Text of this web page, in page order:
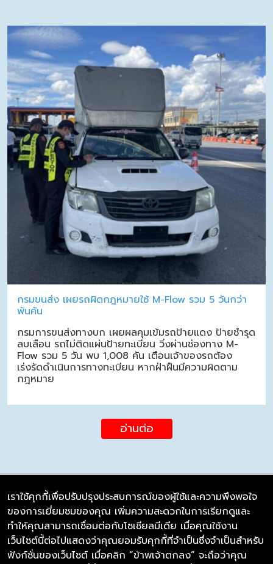
กรมขนส่ง เผยรถผิดกฎหมายใช้ M-Flow รวม 5 วันกว่า
พันคัน
กรมการขนส่งทางบก เผยผลคุมเข้มรถป้ายแดง ป้ายชำรุด
ลบเลือน รถไม่ติดแผ่นป้ายทะเบียน วิ่งผ่านช่องทาง M-
Flow รวม 5 วัน พบ 1,008 คัน เตือนเจ้าของรถต้อง
เร่งรัดดำเนินการทางทะเบียน หากฝ่าฝืนมีความผิดตาม
กฎหมาย
อ่านต่อ
บริษัท ซิมลิงค์ จำกัด
98/226 Bangrakyai-Baanmai Road,
Bangyai, Nonthaburi 11140
เราใช้คุกกี้เพื่อปรับปรุงประสบการณ์ของผู้ใช้และความพึงพอใจ
ของการเยี่ยมชมของคุณ เพิ่มความสะดวกในการเรียกดูและ
ทำให้คุณสามารถเชื่อมต่อกับโซเชียลมีเดีย เมื่อคุณใช้งาน
เว็บไซต์นี้ต่อไปแสดงว่าคุณยอมรับคุกกี้ที่จำเป็นซึ่งจำเป็นสำหรับ
ฟังก์ชั่นของเว็บไซต์ เมื่อคลิก “ข้าพเจ้าตกลง” จะถือว่าคุณ